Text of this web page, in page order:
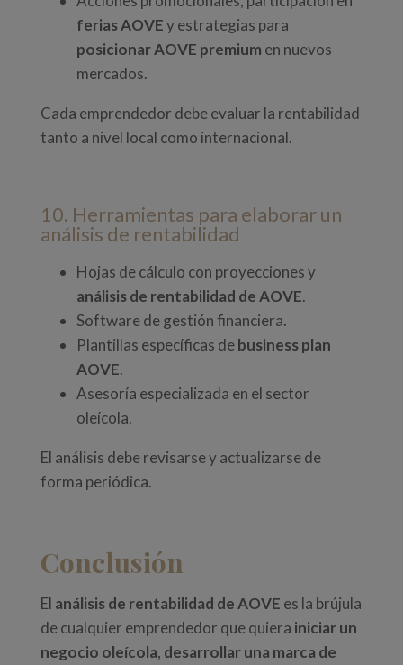
ferias AOVEy estrategias para
posicionar AOVE premium en nuevos
mercados.
Cada emprendedor debe evaluar la rentabilidad
tanto a nivel local como internacional.
10. Herramientas para elaborar un
análisis de rentabilidad
Hojas de cálculo con proyecciones y
análisis de rentabilidad de AOVE.
Software de gestión financiera.
Plantillas específicas debusiness plan
AOVE.
Asesoría especializada en el sector
oleícola.
El análisis debe revisarse y actualizarse de
forma periódica.
Conclusión
El análisis de rentabilidad de AOVE es la brújula
de cualquier emprendedor que quiera iniciar un
negocio oleícola, desarrollar una marca de